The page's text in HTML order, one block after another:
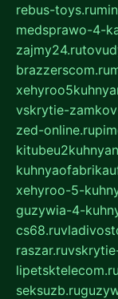
rebus-toys.ru
medsprawo-4-
zajmy24.ru
brazzerscom.ru
vskrytie-
zed-online.ru
xehyroo-5-
guzywia-4-
cs68.ru
raszar.ru
lipetsktelecom.ru
seksuzb.ru